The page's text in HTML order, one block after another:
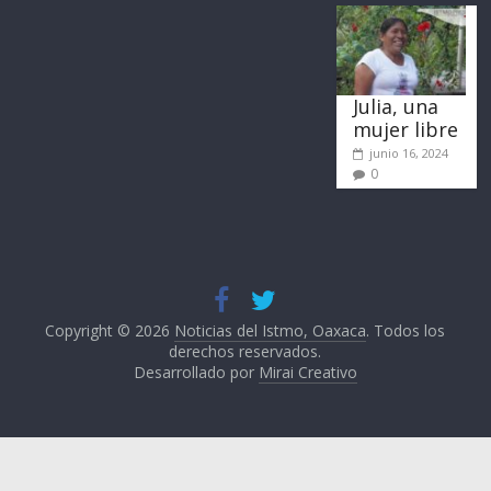
Julia, una
mujer libre
junio 16, 2024
0
Copyright © 2026 Noticias del Istmo, Oaxaca. Todos los
derechos reservados.
Desarrollado por Mirai Creativo